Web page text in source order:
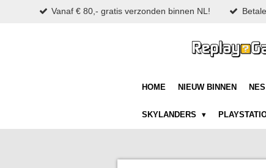
Vanaf € 80,- gratis verzonden binnen NL!
HOME NIEUW BINNEN NES
SKYLANDERS